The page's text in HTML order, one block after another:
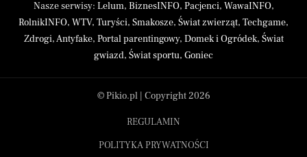
Nasze serwisy: Lelum, BiznesINFO, Pacjenci, WawaINFO,
RolnikINFO, WTV, Turyści, Smakosze, Świat zwierząt, Techgame,
Zdrogi,Antyfake, Portal parentingowy, Domek i Ogródek, Świat
gwiazd, Świat sportu, Goniec
© Pikio.pl | Copyright 2026
REGULAMIN
POLITYKA PRYWATNOŚCI